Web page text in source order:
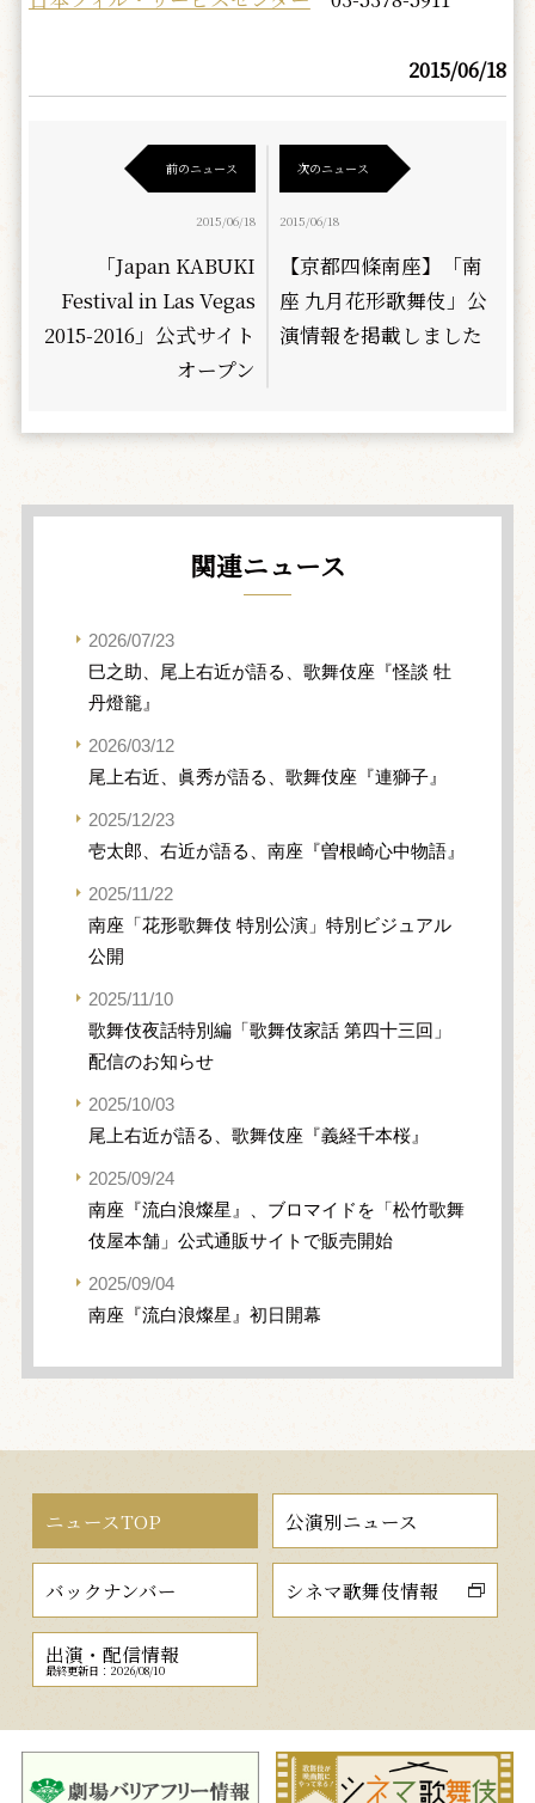
2015/06/18
前のニュース
2015/06/18
「Japan KABUKI
Festival in Las Vegas
2015-2016」公式サイト
オープン
次のニュース
2015/06/18
【京都四條南座】「南
座 九月花形歌舞伎」公
演情報を掲載しました
関連ニュース
2026/07/23
巳之助、尾上右近が語る、歌舞伎座『怪談 牡
丹燈籠』
2026/03/12
尾上右近、眞秀が語る、歌舞伎座『連獅子』
2025/12/23
壱太郎、右近が語る、南座『曽根崎心中物語』
2025/11/22
南座「花形歌舞伎 特別公演」特別ビジュアル
公開
2025/11/10
歌舞伎夜話特別編「歌舞伎家話 第四十三回」
配信のお知らせ
2025/10/03
尾上右近が語る、歌舞伎座『義経千本桜』
2025/09/24
南座『流白浪燦星』、ブロマイドを「松竹歌舞
伎屋本舗」公式通販サイトで販売開始
2025/09/04
南座『流白浪燦星』初日開幕
ニュースTOP 公演別ニュース
バックナンバー シネマ歌舞伎情報
出演・配信情報
最終更新日：2026/08/10